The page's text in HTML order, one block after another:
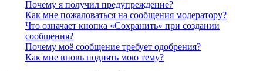
Почему я получил предупреждение?
Как мне пожаловаться на сообщения модератору?
Что означает кнопка «Сохранить» при создании
сообщения?
Почему моё сообщение требует одобрения?
Как мне вновь поднять мою тему?